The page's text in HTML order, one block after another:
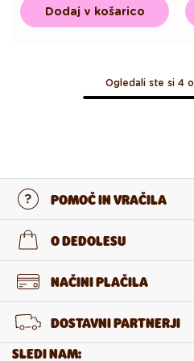
Dodaj v košarico
Ogledali ste si 4
POMOČ IN VRAČILA
Stopi v stik z nami
Vračilo in reklamacija
Odstop od pogodbe
O DEDOLESU
O nas
Veleprodaja
NAČINI PLAČILA
DOSTAVNI PARTNERJI
SLEDI NAM: